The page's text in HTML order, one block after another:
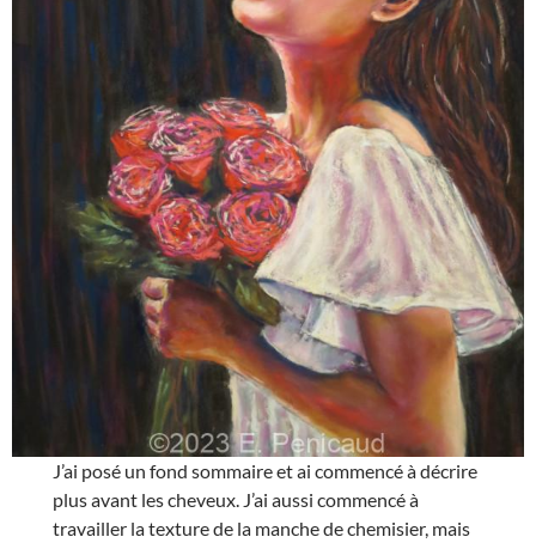
J’ai posé un fond sommaire et ai commencé à décrire
plus avant les cheveux. J’ai aussi commencé à
travailler la texture de la manche de chemisier, mais